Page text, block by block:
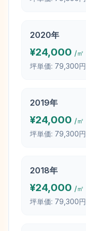
2020年
¥24,000 /㎡
坪単価: 79,300
2019年
¥24,000 /㎡
坪単価: 79,300
2018年
¥24,000 /㎡
坪単価: 79,300